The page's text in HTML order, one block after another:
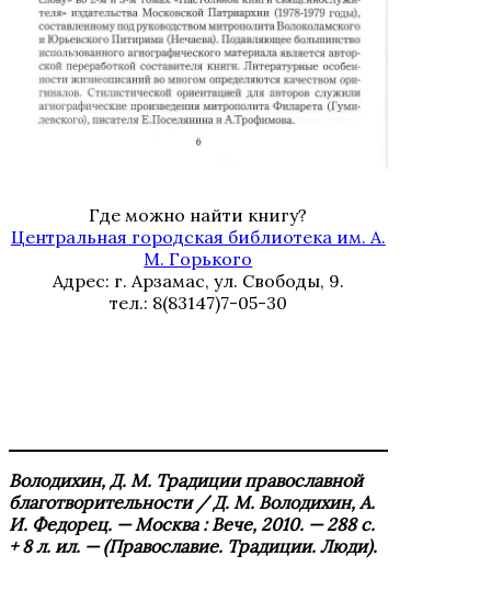
Где можно найти книгу?
Центральная городская библиотека им. А.
М. Горького
Адрес: г. Арзамас, ул. Свободы, 9.
тел.: 8(83147)7-05-30
Володихин, Д. М. Традиции православной
благотворительности / Д. М. Володихин, А.
И. Федорец. — Москва : Вече, 2010. — 288 с.
+ 8 л. ил. — (Православие. Традиции. Люди).